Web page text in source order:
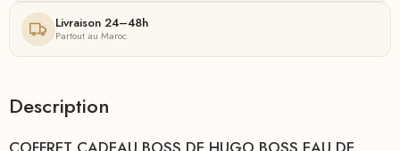
Livraison 24–48h
Partout au Maroc
Description